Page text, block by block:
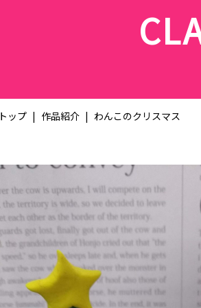
トップ 作品紹介 わんこのクリスマス